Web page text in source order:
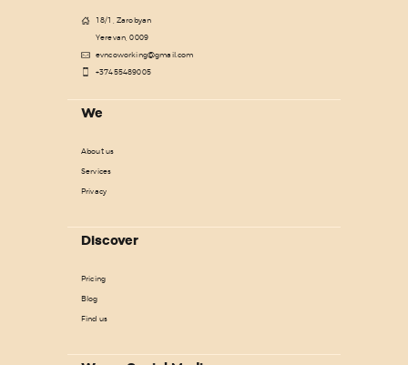
18/1, Zarobyan
Yerevan, 0009
evncoworking@gmail.com
+37455489005
We
About us
Services
Privacy
Discover
Pricing
Blog
Find us